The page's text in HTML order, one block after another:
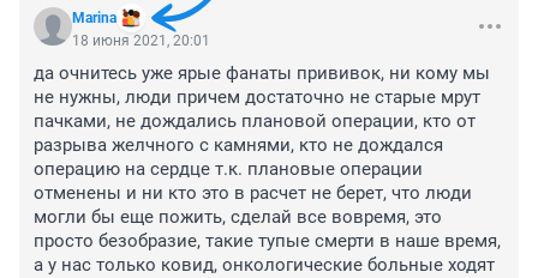
Marina
18 июня 2021, 20:01
да очнитесь уже ярые фанаты прививок, ни кому мы
не нужны, люди причем достаточно не старые мрут
пачками, не дождались плановой операции, кто от
разрыва желчного с камнями, кто не дождался
операцию на сердце т.к. плановые операции
отменены и ни кто это в расчет не берет, что люди
могли бы еще пожить, сделай все вовремя, это
просто безобразие, такие тупые смерти в наше время,
а у нас только ковид, онкологические больные ходят